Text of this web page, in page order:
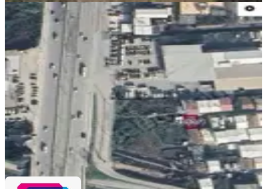
Panayır Mah Satılık Arsa
Osmangazi, Panayır Mahallesi
124 m²
·19.960/m²· 20.05.2026
2.475.000 ₺
DİALOG FSM GAYRİMENKUL Erol Şeker
Ara